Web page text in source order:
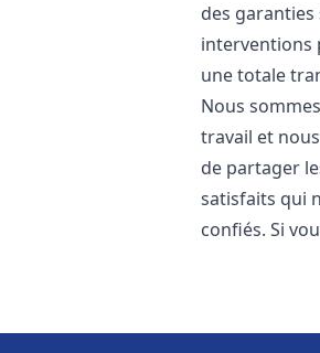
des garanties
interventions
une totale
Nous
travail et
de partager
satisfaits qui
confiés. Si